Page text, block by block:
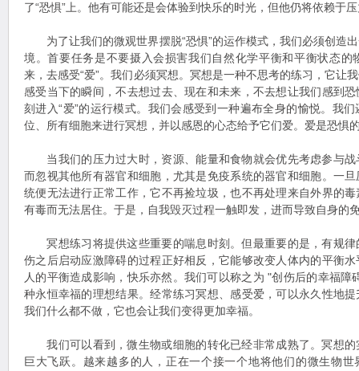
了“恐惧”上。他有可能还是会体验到快乐的时光，但他仍将依赖于
为了让我们的微观世界摆脱“恐惧”的运作模式，我们必须创造
境。首要任务是不要摄入会损害我们自然化学平衡和平衡状态的
来，去感受“爱”。我们必须冥想。冥想是一种不思考的练习，它让
感受当下的瞬间，不去想过去、现在和未来，不去想让我们感到
刻进入“爱”的运行模式。我们会感受到一种遍布全身的愉悦。我
位、所有细胞来进行冥想，并以感恩的心态给予它们爱。爱是恐惧
当我们的压力过大时，资源、能量和食物就会优先考虑参与战
而忽视其他所有器官和细胞，尤其是免疫系统的器官和细胞。一
统便无法进行正常工作，它不再捡垃圾，也不再处理来自外界的
有毒而无法居住。于是，自我毁灭过程一触即发，进而导致自身的
冥想练习将提供这些重要的喘息时刻。但最重要的是，有规律
伤之后启动应激障碍的过程正好相反，它能够改变人体内的平衡
人的平衡造成影响，快乐亦然。我们可以称之为 "创伤后的幸福障
种永恒幸福的理想结果。经常练习冥想、感受爱，可以永久性地
我们什么都不做，它也会让我们变得更加幸福。
我们可以看到，微生物或细胞的转化已经非常成熟了。冥想的
巨大飞跃。越来越多的人，正在一个接一个地将他们的微生物世